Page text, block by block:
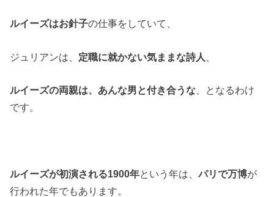
ルイーズはお針子の仕事をしていて、
ジュリアンは、 定職に就かない気ままな詩人
ルイーズの両親は、あんな男と付き合うな 、となるわけ
です。
ルイーズが初演される1900年という年は、パリで万博が
行われた年でもあります。